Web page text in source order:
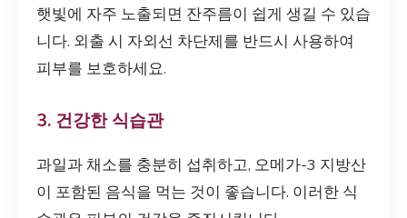
햇빛에 자주 노출되면 잔주름이 쉽게 생길 수 있습
니다. 외출 시 자외선 차단제를 반드시 사용하여
피부를 보호하세요.
3. 건강한 식습관
과일과 채소를 충분히 섭취하고, 오메가-3 지방산
이 포함된 음식을 먹는 것이 좋습니다. 이러한 식